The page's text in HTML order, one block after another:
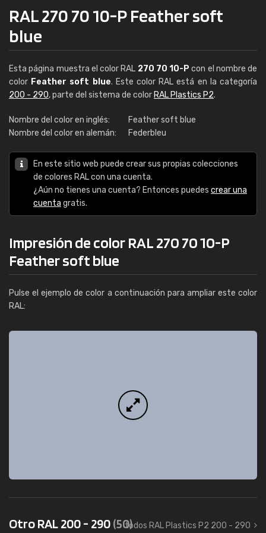
RAL 270 70 10-P Feather soft
blue
Esta página muestra el color RAL 270 70 10-P con el nombre de
color Feather soft blue. Este color RAL está en la categoría
200 - 290, parte del sistema de color RAL Plastics P2.
Nombre del color en inglés:
Feather soft blue
Nombre del color en alemán:
Federbleu
En este sitio web puede crear sus propias colecciones
de colores RAL con una cuenta.
¿Aún no tienes una cuenta? Entonces puedes crear una
cuenta gratis.
Impresión de color RAL 270 70 10-P
Feather soft blue
Pulse el ejemplo de color a continuación para ampliar este color
RAL:
Otro RAL 200 - 290(50)todos RAL Plastics P2 200 - 290